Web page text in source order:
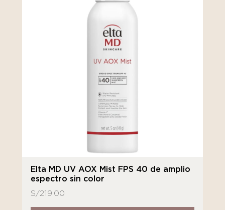
Elta MD UV AOX Mist FPS 40 de amplio
espectro sin color
S/219.00